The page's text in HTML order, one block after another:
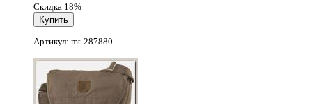
Скидка 18%
Артикул: mt-287880